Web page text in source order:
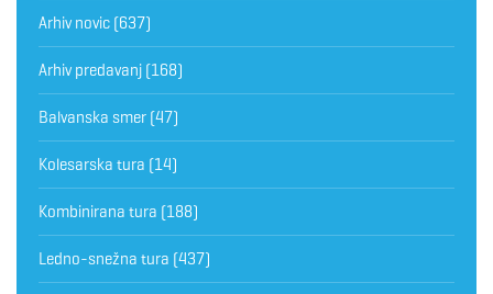
Arhiv novic (637)
Arhiv predavanj (168)
Balvanska smer (47)
Kolesarska tura (14)
Kombinirana tura (188)
Ledno-snežna tura (437)